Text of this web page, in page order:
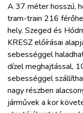
A 37 méter hosszú,
tram-train 216
hely. Szeged és
KRESZ előírásai
sebességgel
dízel meghajtással,
sebességgel
nagy részben
járművek a kor